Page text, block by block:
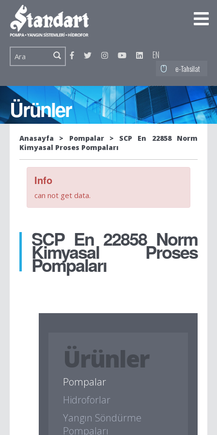
EN
e-Tahsilat
Ürünler
Anasayfa Pompalar
SCP En 22858 Norm
Kimyasal Proses Pompaları
Info
can not get data.
SCP En 22858 Norm
Kimyasal Proses
Pompaları
Ürünler
Pompalar
Hidroforlar
Yangın Söndürme
Pompaları